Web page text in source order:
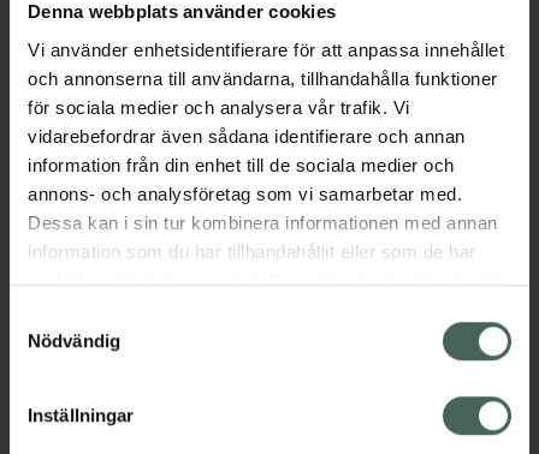
Denna webbplats använder cookies
Vi använder enhetsidentifierare för att anpassa innehållet
och annonserna till användarna, tillhandahålla funktioner
för sociala medier och analysera vår trafik. Vi
vidarebefordrar även sådana identifierare och annan
information från din enhet till de sociala medier och
annons- och analysföretag som vi samarbetar med.
Dessa kan i sin tur kombinera informationen med annan
information som du har tillhandahållit eller som de har
samlat in när du har använt deras tjänster. Samtycke till
återkalla ditt samtycke via webbplatsens
cookieinställningar. Ett återkallat samtycke påverkar inte
lagligheten av behandling som skett innan återkallelsen.
Nödvändig
Inställningar
Aktuella erbjudanden
Beskrivning Dölj
Läs alltid bipacksedeln innan
användning.
EAN:05714191003485
Bipacksedel från FASS Visa